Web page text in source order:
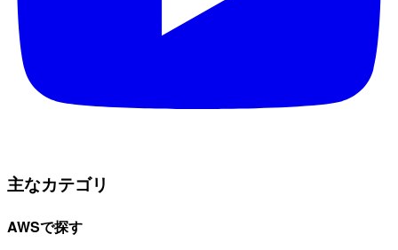
主なカテゴリ
AWSで探す